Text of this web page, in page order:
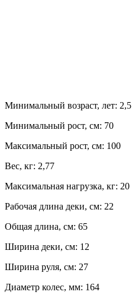
Минимальный возраст, лет: 2,5
Минимальный рост, см: 70
Максимальный рост, см: 100
Вес, кг: 2,77
Максимальная нагрузка, кг: 20
Рабочая длина деки, см: 22
Общая длина, см: 65
Ширина деки, см: 12
Ширина руля, см: 27
Диаметр колес, мм: 164